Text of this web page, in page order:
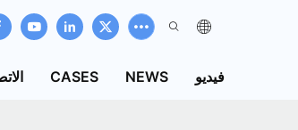
CASES NEWS فيديو